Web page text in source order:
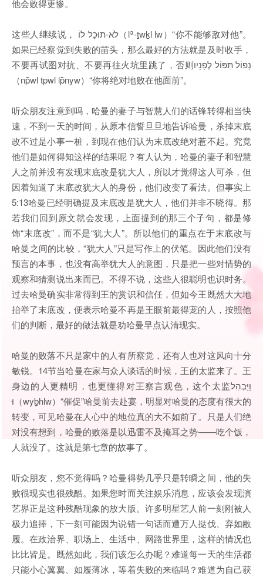
他会败得更惨。
这些人继续说， לֹא-תוּכַל לוֹ（lʾ-ṯwḵl lw）“你不能够敌对他”。
如果已经察觉到失败的苗头，那么最好的方法就是及时收手，
不要再试图对抗、不要再往火坑里跳了，否则נָפוֹל תִּפּוֹל לְפָנָיו
（np̄wl tpwl lp̄̄nyw）“你将绝对地败在他面前”。
听众朋友注意到吗，哈曼的妻子与智慧人们的话锋转得相当快
速，不到一天的时间，从原本信誓旦旦地告诉哈曼，杀掉末底
改不过是小事一桩，到现在他们认为末底改绝对惹不起。究竟
他们是如何得知这样的结果呢？有人认为，哈曼的妻子和智慧
人之前并没有发现末底改是犹大人，所以才觉得这人可杀，但
因着知道了末底改犹大人的身份，他们改变了看法。但事实上
5:13哈曼已经明确提及末底改是犹大人，他们并非不晓得。那
若我们回到原文就会发现，上面提到的那三个子句，都是修
饰“末底改”，而不是“犹大人”。所以他们的重点在于末底改与
哈曼之间的比较，“犹大人”只是写作上的伏笔。因此他们没有
预言的本事，也没有高举犹大人的意图，只是把一些对情势的
观察和猜测说出来而已。不得不说，这些人很聪明也识时务。
过去哈曼确实非常得到王的赏识和信任，但如今王既然大大地
抬举了末底改，便表示哈曼不再是王眼前最得宠的人，按照他
们的判断，最好的做法就是劝哈曼早点认清现实。
哈曼的败落不只是家中的人有所察觉，还有人也对这风向十分
敏锐。14节当哈曼在家与众人谈话的时候，王的太监来了。王
身边的人更精明，也更懂得对王察言观色，这个太监וַיַּבְהִל
וּ（wyḇhlw）“催促”哈曼前去赴宴，明显对哈曼的态度有很大的
转变，可见哈曼在人心中的地位真的大不如前了。只是人们绝
对没有想到，哈曼的败落是以迅雷不及掩耳之势——吃个饭，
人就没了。这就是第七章的故事了。
听众朋友，您不觉得吗？哈曼得势几乎只是转瞬之间，他的失
败很现实也很残酷。如果您时而关注娱乐消息，应该会发现演
艺界正是这种残酷现象的放大版。许多明星艺人前一刻刚被人
极力追捧，下一刻可能因为说错一句话而遭万人挞伐、弃如敝
履。在政治界、职场上、生活中、网路世界里，这样的情况也
比比皆是。既然如此，我们该怎么办呢？难道每一天的生活都
只能小心翼翼、如履薄冰，等着失败的来临吗？难道为自己获